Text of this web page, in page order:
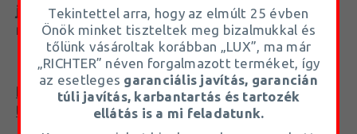
jelen tájékoztatóban foglaltaknak
megfelelően jár el.
Részletes adatvédelmi tájékoztatónkat itt
találja.
Tekintettel arra, hogy az elmúlt 25 évben
Önök minket tiszteltek meg bizalmukkal és
tőlünk vásároltak korábban „LUX”, ma már
„RICHTER” néven forgalmazott terméket, így
az esetleges garanciális javítás, garancián
túli javítás, karbantartás és tartozék
ellátás is a mi feladatunk.